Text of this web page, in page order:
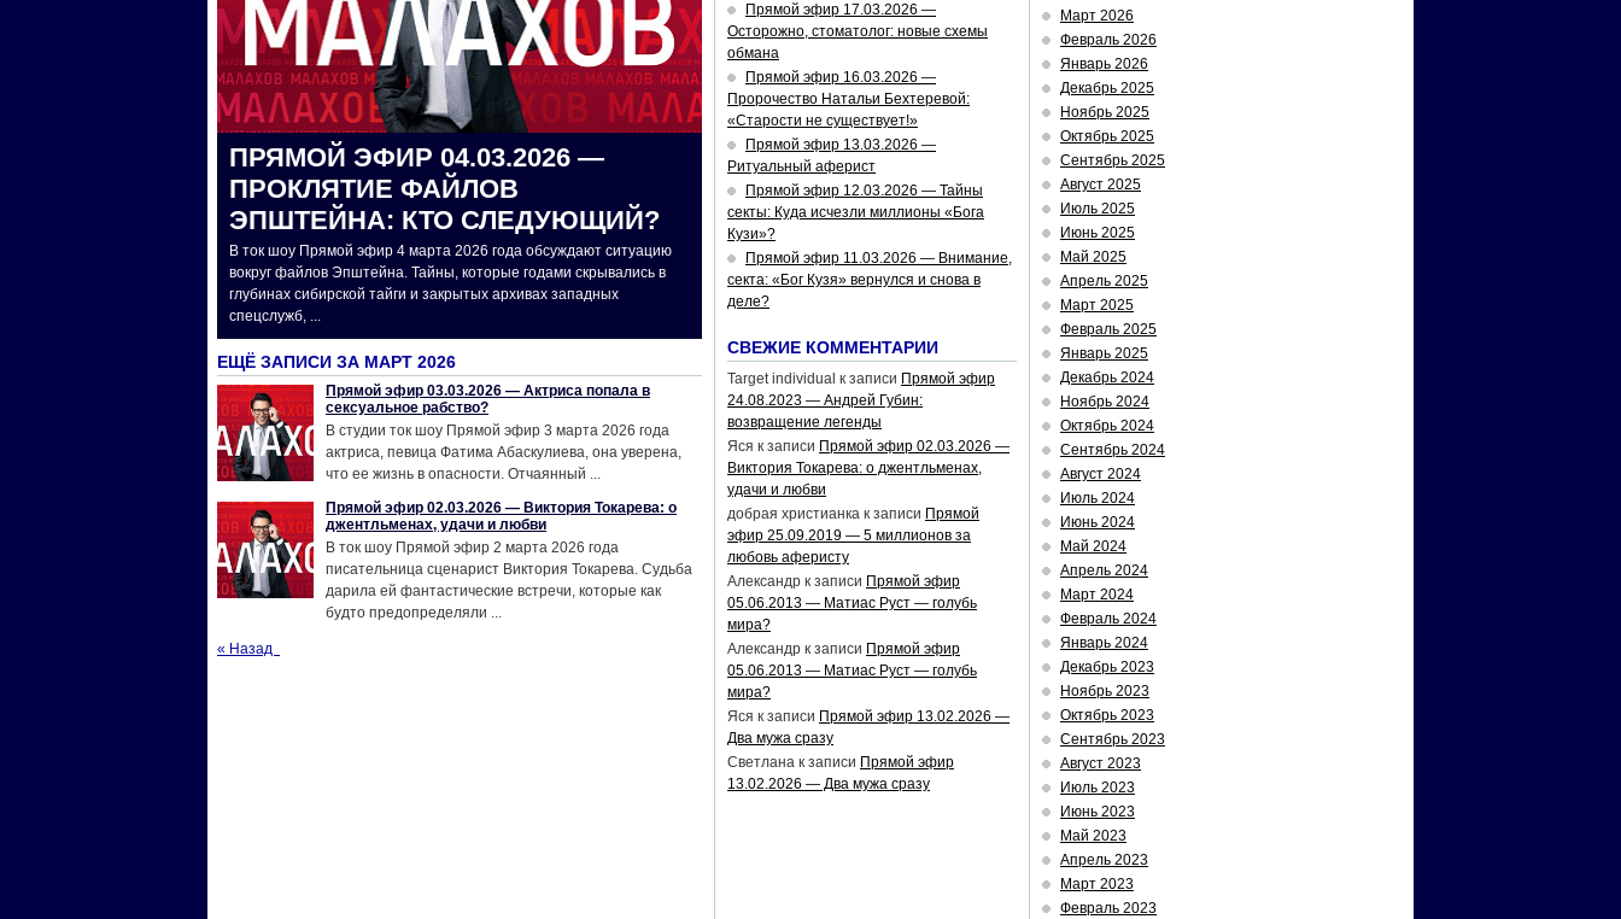
ПРЯМОЙ ЭФИР 04.03.2026 —
ПРОКЛЯТИЕ ФАЙЛОВ
ЭПШТЕЙНА: КТО СЛЕДУЮЩИЙ?
В ток шоу Прямой эфир 4 марта 2026 года обсуждают ситуацию
вокруг файлов Эпштейна. Тайны, которые годами скрывались в
глубинах сибирской тайги и закрытых архивах западных
спецслужб, ...
ЕЩЁ ЗАПИСИ ЗА МАРТ 2026
Прямой эфир 03.03.2026 — Актриса попала в
сексуальное рабство?
В студии ток шоу Прямой эфир 3 марта 2026 года
актриса, певица Фатима Абаскулиева, она уверена,
что ее жизнь в опасности. Отчаянный ...
Прямой эфир 02.03.2026 — Виктория Токарева: о
джентльменах, удачи и любви
В ток шоу Прямой эфир 2 марта 2026 года
писательница сценарист Виктория Токарева. Судьба
дарила ей фантастические встречи, которые как
будто предопределяли ...
« Назад
Прямой эфир 17.03.2026 —
Осторожно, стоматолог: новые схемы
обмана
Прямой эфир 16.03.2026 —
Пророчество Натальи Бехтеревой:
«Старости не существует!»
Прямой эфир 13.03.2026 —
Ритуальный аферист
Прямой эфир 12.03.2026 — Тайны
секты: Куда исчезли миллионы «Бога
Кузи»?
Прямой эфир 11.03.2026 — Внимание,
секта: «Бог Кузя» вернулся и снова в
деле?
СВЕЖИЕ КОММЕНТАРИИ
Target individual к записи Прямой эфир
24.08.2023 — Андрей Губин:
возвращение легенды
Яся к записи Прямой эфир 02.03.2026 —
Виктория Токарева: о джентльменах,
удачи и любви
добрая христианка к записи Прямой
эфир 25.09.2019 — 5 миллионов за
любовь аферисту
Александр к записи Прямой эфир
05.06.2013 — Матиас Руст — голубь
мира?
Александр к записи Прямой эфир
05.06.2013 — Матиас Руст — голубь
мира?
Яся к записи Прямой эфир 13.02.2026 —
Два мужа сразу
Светлана к записи Прямой эфир
13.02.2026 — Два мужа сразу
Март 2026
Февраль 2026
Январь 2026
Декабрь 2025
Ноябрь 2025
Октябрь 2025
Сентябрь 2025
Август 2025
Июль 2025
Июнь 2025
Май 2025
Апрель 2025
Март 2025
Февраль 2025
Январь 2025
Декабрь 2024
Ноябрь 2024
Октябрь 2024
Сентябрь 2024
Август 2024
Июль 2024
Июнь 2024
Май 2024
Апрель 2024
Март 2024
Февраль 2024
Январь 2024
Декабрь 2023
Ноябрь 2023
Октябрь 2023
Сентябрь 2023
Август 2023
Июль 2023
Июнь 2023
Май 2023
Апрель 2023
Март 2023
Февраль 2023